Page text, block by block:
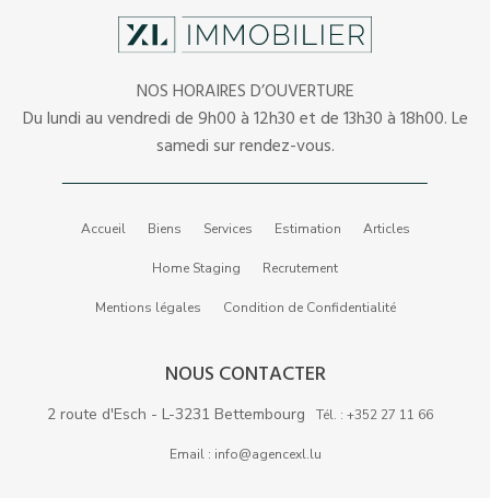
NOS HORAIRES D’OUVERTURE
Du lundi au vendredi de 9h00 à 12h30 et de 13h30 à 18h00. Le
samedi sur rendez-vous.
Accueil Biens Services Estimation Articles
Home Staging Recrutement
Mentions légales Condition de Confidentialité
NOUS CONTACTER
2 route d'Esch - L-3231 Bettembourg Tél. : +352 27 11 66
Email : info@agencexl.lu